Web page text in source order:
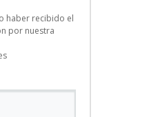
haber recibido el
por nuestra